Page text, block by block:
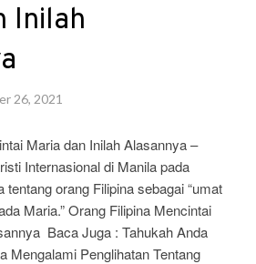
Inilah
26, 2021
Maria dan Inilah Alasannya –
Internasional di Manila pada
tentang orang Filipina sebagai “umat
Maria.” Orang Filipina Mencintai
Baca Juga : Tahukah Anda
Mengalami Penglihatan Tentang